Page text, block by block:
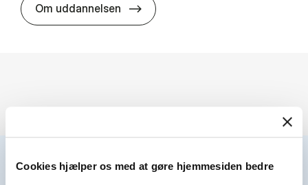
Cookies hjælper os med at gøre hjemmesiden bedre
Om uddannelsen HA(fil.) - erhvervs­økonomi og